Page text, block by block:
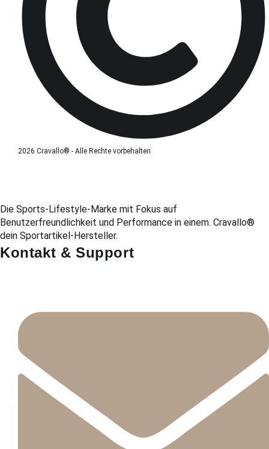
2026 Cravallo® - Alle Rechte vorbehalten
Die Sports-Lifestyle-Marke mit Fokus auf
Benutzerfreundlichkeit und Performance in einem. Cravallo®
dein Sportartikel-Hersteller.
Kontakt & Support